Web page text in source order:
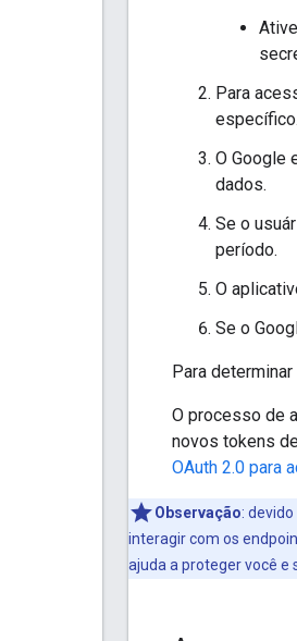
Para
O Google
dados.
Se o
período.
O
Se o
Para
O processo de
novos tokens
OAuth 2.0 para
Observação: devido
interagir com os
ajuda a proteger você